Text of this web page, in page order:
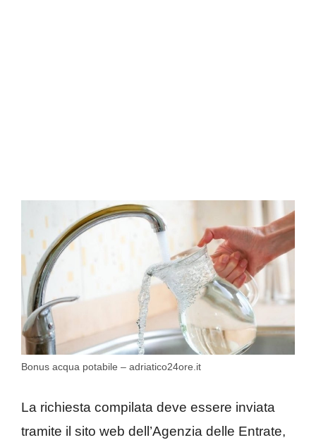
Bonus acqua potabile – adriatico24ore.it
La richiesta compilata deve essere inviata
tramite il sito web dell’Agenzia delle Entrate,